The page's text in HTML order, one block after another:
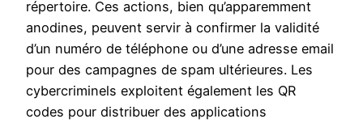
répertoire. Ces actions, bien qu’apparemment
anodines, peuvent servir à confirmer la validité
d’un numéro de téléphone ou d’une adresse email
pour des campagnes de spam ultérieures. Les
cybercriminels exploitent également les QR
codes pour distribuer des applications